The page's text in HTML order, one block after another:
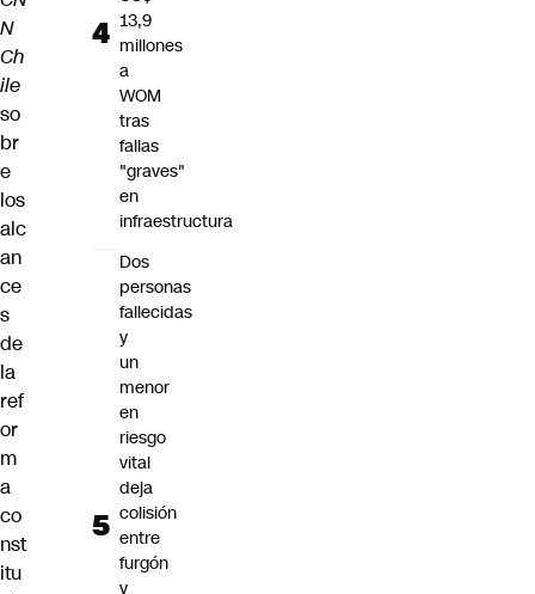
N
Ch
ile
so
br
e
los
alc
an
ce
s
de
la
ref
or
m
a
co
nst
itu
13,9
millones
a
WOM
tras
fallas
"graves"
en
infraestructura
Dos
personas
fallecidas
y
un
menor
en
riesgo
vital
deja
colisión
entre
furgón
y